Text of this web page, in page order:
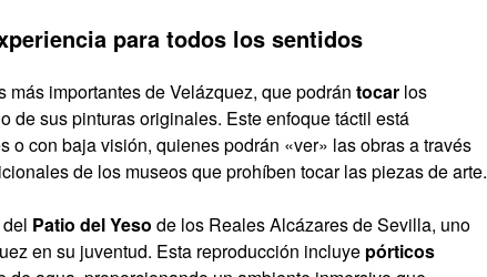
para todos los sentidos
importantes de Velázquez, que podrán tocar los
de sus pinturas originales. Este enfoque táctil está
con baja visión, quienes podrán «ver» las obras a través
de los museos que prohíben tocar las piezas de arte.
Patio del Yeso de los Reales Alcázares de Sevilla, uno
en su juventud. Esta reproducción incluye pórticos